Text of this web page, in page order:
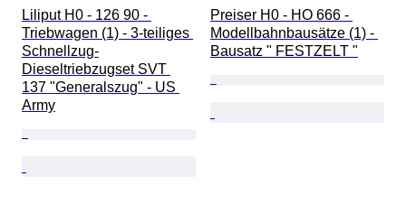
Liliput H0 - 126 90 -
Triebwagen (1) - 3-teiliges
Schnellzug-
Dieseltriebzugset SVT
137 "Generalszug" - US
Army
Preiser H0 - HO 666 -
Modellbahnbausätze (1) -
Bausatz " FESTZELT "